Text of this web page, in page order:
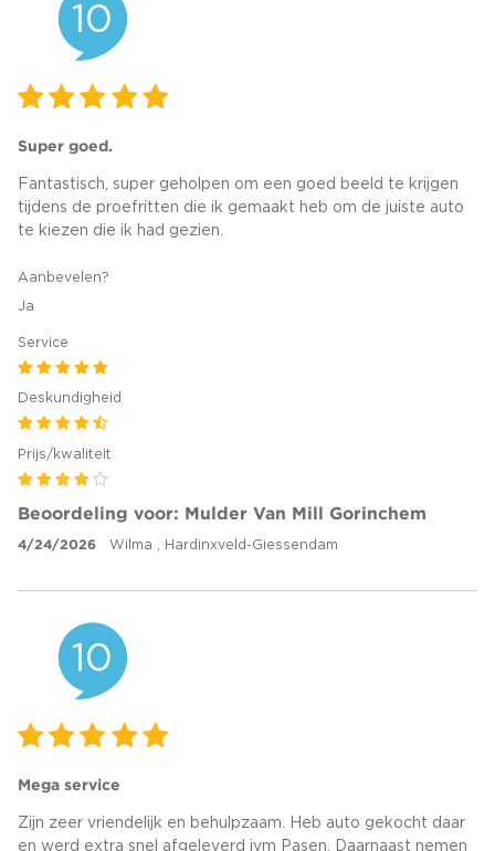
10
Super goed.
Fantastisch, super geholpen om een goed beeld te krijgen
tijdens de proefritten die ik gemaakt heb om de juiste auto
te kiezen die ik had gezien.
Aanbevelen?
Ja
Service
Deskundigheid
Prijs/kwaliteit
Beoordeling voor: Mulder Van Mill Gorinchem
4/24/2026 Wilma , Hardinxveld-Giessendam
10
Mega service
Zijn zeer vriendelijk en behulpzaam. Heb auto gekocht daar
en werd extra snel afgeleverd ivm Pasen. Daarnaast nemen